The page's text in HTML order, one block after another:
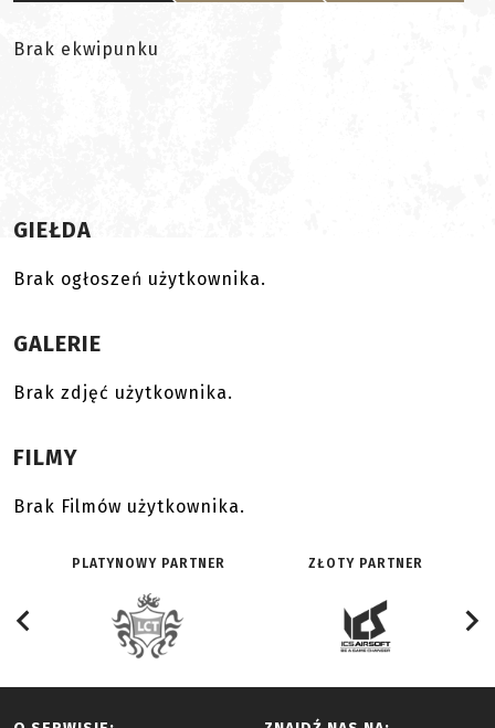
Brak ekwipunku
GIEŁDA
Brak ogłoszeń użytkownika.
GALERIE
Brak zdjęć użytkownika.
FILMY
Brak Filmów użytkownika.
PLATYNOWY PARTNER ZŁOTY PARTNER